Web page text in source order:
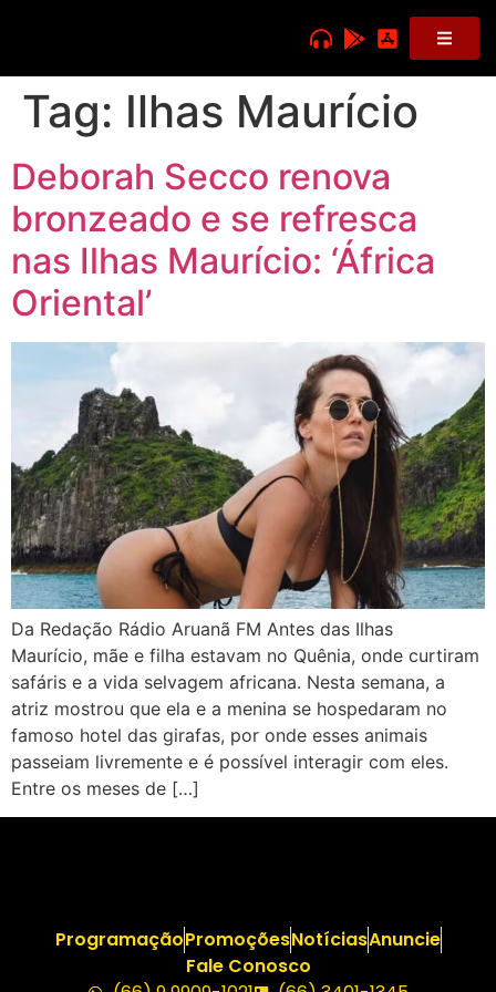
Tag: Ilhas Maurício
Deborah Secco renova
bronzeado e se refresca
nas Ilhas Maurício: ‘África
Oriental’
Da Redação Rádio Aruanã FM Antes das Ilhas
Maurício, mãe e filha estavam no Quênia, onde curtiram
safáris e a vida selvagem africana. Nesta semana, a
atriz mostrou que ela e a menina se hospedaram no
famoso hotel das girafas, por onde esses animais
passeiam livremente e é possível interagir com eles.
Entre os meses de […]
ProgramaçãoPromoçõesNotíciasAnuncie
Fale Conosco